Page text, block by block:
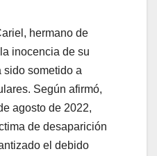
hermano de
inocencia de su
sido sometido a
Según afirmó,
agosto de 2022,
de desaparición
el debido